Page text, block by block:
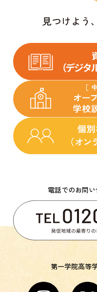
電話でのお問
第一学院高等